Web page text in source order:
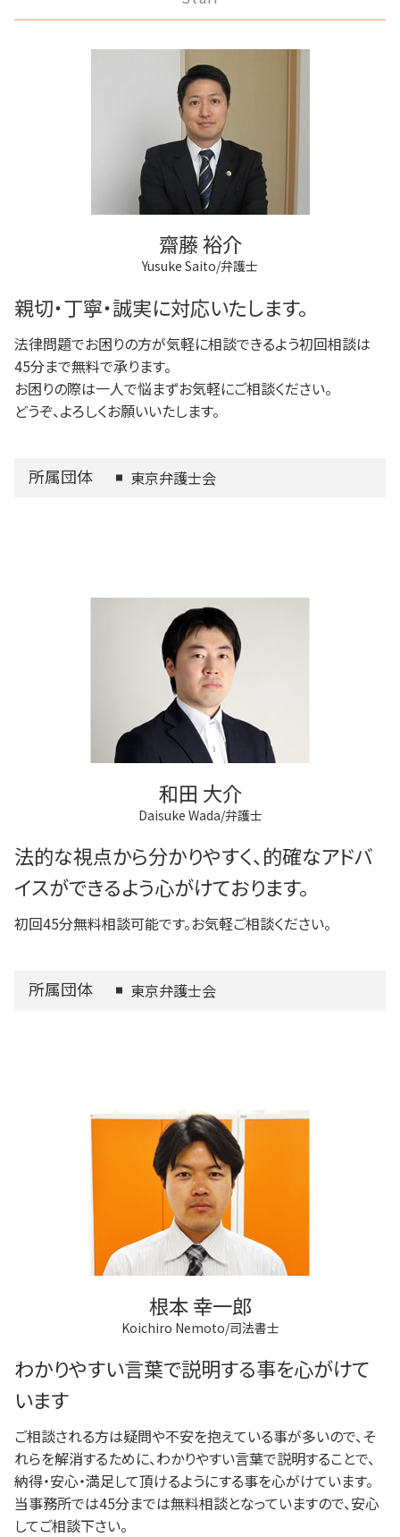
調停離婚 弁護士
任意整理 複数社
家族信託 できること
成年後見人制度 申し立て
任意後見制度 家族信託
任意後見制度 権利
任意後見制度とは
不動産登記
法人登記 個人事業主
法人登記 マンション
不動産登記 アパート
登記手続き 法人
法人登記 罰金
府中市 登記全般
多摩市 不動産トラブル
調布市 成年後見
調布市 借金問題
稲城市 成年後見
齋藤 裕介
Yusuke Saito/弁護士
親切・丁寧・誠実に対応いたします。
法律問題でお困りの方が気軽に相談できるよう初回相談は
45分まで無料で承ります。
お困りの際は一人で悩まずお気軽にご相談ください。
どうぞ、よろしくお願いいたします。
所属団体 東京弁護士会
和田 大介
Daisuke Wada/弁護士
法的な視点から分かりやすく、的確なアドバ
イスができるよう心がけております。
初回45分無料相談可能です。お気軽ご相談ください。
所属団体 東京弁護士会
根本 幸一郎
Koichiro Nemoto/司法書士
わかりやすい言葉で説明する事を心がけて
います
ご相談される方は疑問や不安を抱えている事が多いので、そ
れらを解消するために、わかりやすい言葉で説明することで、
納得・安心・満足して頂けるようにする事を心がけています。
当事務所では45分までは無料相談となっていますので、安心
してご相談下さい。